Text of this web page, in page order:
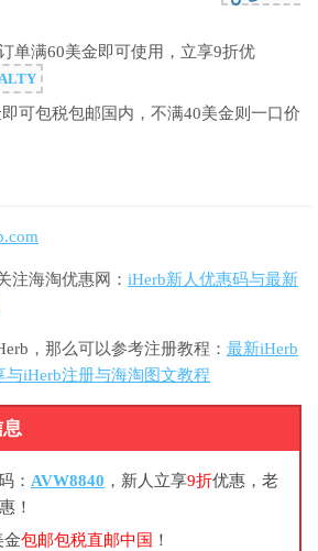
单满60美金即可使用，立享9折优
可包税包邮国内，不满40美金则一口价
注海淘优惠网： iHerb新人优惠码与最新
，那么可以参考注册教程： 最新iHerb
iHerb注册与海淘图文教程
： AVW8840 ，新人立享9折优惠，老
！
金包邮包税直邮中国 ！